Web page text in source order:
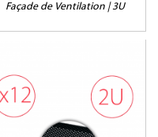
Façade de Ventilation | 3U
VTF2-CP12